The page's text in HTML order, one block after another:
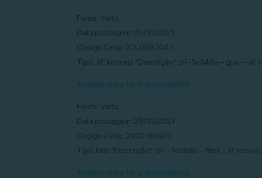
Fonte: Vortx
Data postagem: 25/10/2021
Código Cetip: 20L0687041
Tipo: AF Imoveis *Descrição* cri -1e345s – gpa i – af
Acesse para ler o documento
Fonte: Vortx
Data postagem: 25/10/2021
Código Cetip: 21G0186913
Tipo: Mat *Descrição* .cri – 1e388s – fibra – af
Acesse para ler o documento